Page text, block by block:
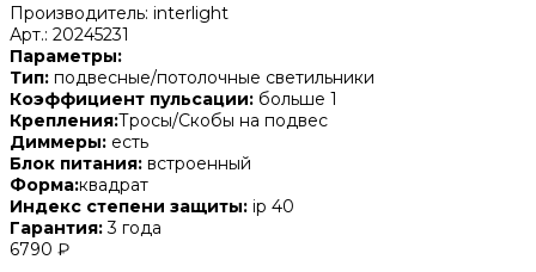
Производитель: interlight
Арт.: 20245231
Параметры:
Тип: подвесные/потолочные светильники
Коэффициент пульсации: больше 1
Крепления:Тросы/Скобы на подвес
Диммеры: есть
Блок питания: встроенный
Форма:квадрат
Индекс степени защиты: ip 40
Гарантия:3 года
6790 ₽